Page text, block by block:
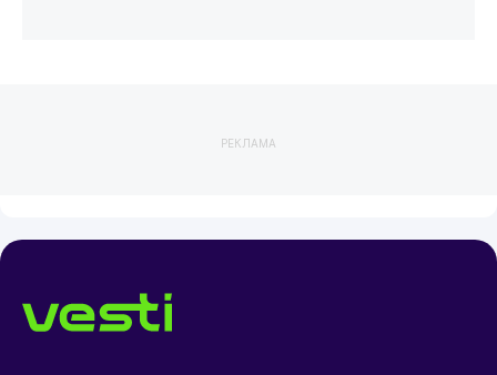
РЕКЛАМА